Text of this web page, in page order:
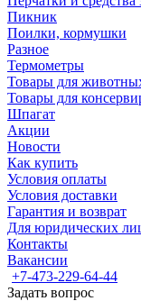
Пикник
Поилки, кормушки
Разное
Термометры
Товары для
Товары для
Шпагат
Акции
Новости
Как купить
Условия оплаты
Условия доставки
Гарантия и возврат
Для юридических
Контакты
Вакансии
+7-473-229-64-44
Задать вопрос